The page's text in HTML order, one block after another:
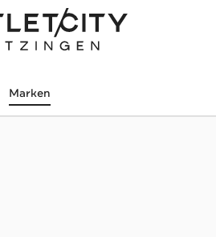
Marken